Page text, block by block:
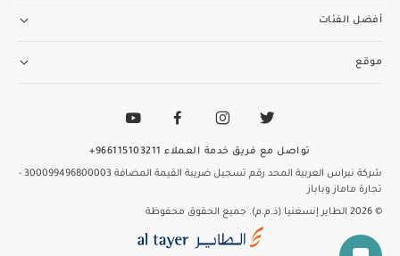
أفضل الفئات
موقع
شركة نبراس العربية المحد رقم تسجيل ضريبة القيمة المضافة 300099496800003
-
تجارة ماماز وباباز
© 2026 الطاير إنسغنيا (ذ.م.م). جميع الحقوق محفوظة
تواصل مع فريق خدمة العملاء 966115103211+